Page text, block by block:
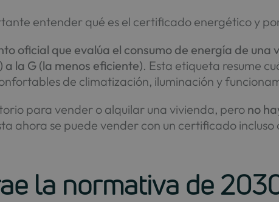
entender qué es el certificado energético y
oficial que evalúa el consumo de energía de una
la G (la menos eficiente). Esta etiqueta resume
de climatización, iluminación y
para vender o alquilar una vivienda, pero no
ahora se puede vender con un certificado incluso
la normativa de